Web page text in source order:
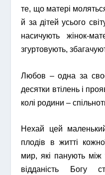
те, що матері
й за дітей усього
насичують жінок-
згуртовують,
Любов – одна за
десятки втілень і
колі родини –
Нехай цей
плодів в житті
мир, які панують між
відданість Богу